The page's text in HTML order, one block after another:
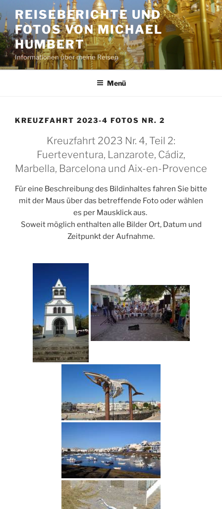
Inhalt
springen
REISEBERICHTE UND
FOTOS VON MICHAEL
HUMBERT
Informationen über meine Reisen
Menü
KREUZFAHRT 2023-4 FOTOS NR. 2
Kreuzfahrt 2023 Nr. 4, Teil 2:
Fuerteventura, Lanzarote, Cádiz,
Marbella, Barcelona und Aix-en-Provence
Für eine Beschreibung des Bildinhaltes fahren Sie bitte
mit der Maus über das betreffende Foto oder wählen
es per Mausklick aus.
Soweit möglich enthalten alle Bilder Ort, Datum und
Zeitpunkt der Aufnahme.